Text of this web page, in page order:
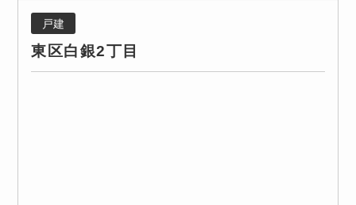
戸建
東区白銀2丁目